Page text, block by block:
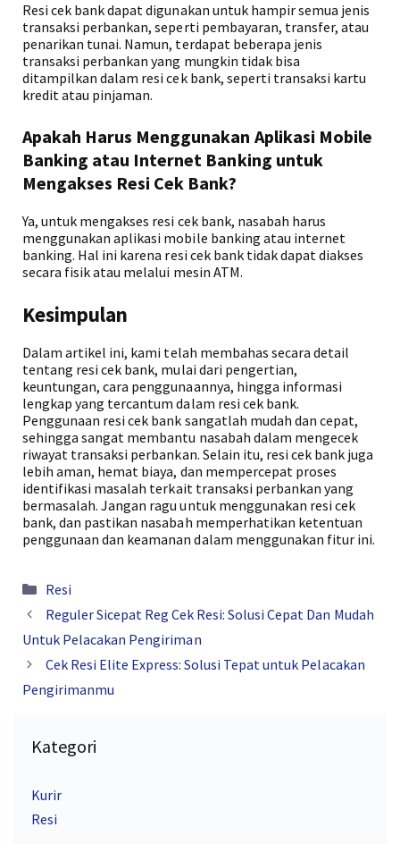
Resi cek bank dapat digunakan untuk hampir semua jenis
transaksi perbankan, seperti pembayaran, transfer, atau
penarikan tunai. Namun, terdapat beberapa jenis
transaksi perbankan yang mungkin tidak bisa
ditampilkan dalam resi cek bank, seperti transaksi kartu
kredit atau pinjaman.
Apakah Harus Menggunakan Aplikasi Mobile
Banking atau Internet Banking untuk
Mengakses Resi Cek Bank?
Ya, untuk mengakses resi cek bank, nasabah harus
menggunakan aplikasi mobile banking atau internet
banking. Hal ini karena resi cek bank tidak dapat diakses
secara fisik atau melalui mesin ATM.
Kesimpulan
Dalam artikel ini, kami telah membahas secara detail
tentang resi cek bank, mulai dari pengertian,
keuntungan, cara penggunaannya, hingga informasi
lengkap yang tercantum dalam resi cek bank.
Penggunaan resi cek bank sangatlah mudah dan cepat,
sehingga sangat membantu nasabah dalam mengecek
riwayat transaksi perbankan. Selain itu, resi cek bank juga
lebih aman, hemat biaya, dan mempercepat proses
identifikasi masalah terkait transaksi perbankan yang
bermasalah. Jangan ragu untuk menggunakan resi cek
bank, dan pastikan nasabah memperhatikan ketentuan
penggunaan dan keamanan dalam menggunakan fitur ini.
Kategori
Resi
Reguler Sicepat Reg Cek Resi: Solusi Cepat Dan Mudah
Untuk Pelacakan Pengiriman
Cek Resi Elite Express: Solusi Tepat untuk Pelacakan
Pengirimanmu
Kategori
Kurir
Resi